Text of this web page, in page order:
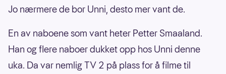
Jo nærmere de bor Unni, desto mer vant de.
En av naboene som vant heter Petter Smaaland.
Han og flere naboer dukket opp hos Unni denne
uka. Da var nemlig TV 2 på plass for å filme til